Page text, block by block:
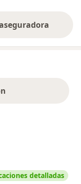
detalladas